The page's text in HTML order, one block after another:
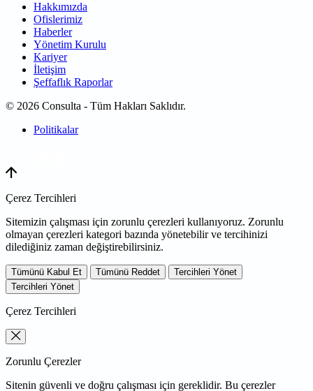
Hakkımızda
Ofislerimiz
Haberler
Yönetim Kurulu
Kariyer
İletişim
Şeffaflık Raporlar
© 2026 Consulta - Tüm Hakları Saklıdır.
Politikalar
Çerez Tercihleri
Sitemizin çalışması için zorunlu çerezleri kullanıyoruz. Zorunlu
olmayan çerezleri kategori bazında yönetebilir ve tercihinizi
dilediğiniz zaman değiştirebilirsiniz.
Tümünü Kabul Et Tümünü Reddet
Tercihleri Yönet
Tercihleri Yönet
Çerez Tercihleri
Zorunlu Çerezler
Sitenin güvenli ve doğru çalışması için gereklidir. Bu çerezler